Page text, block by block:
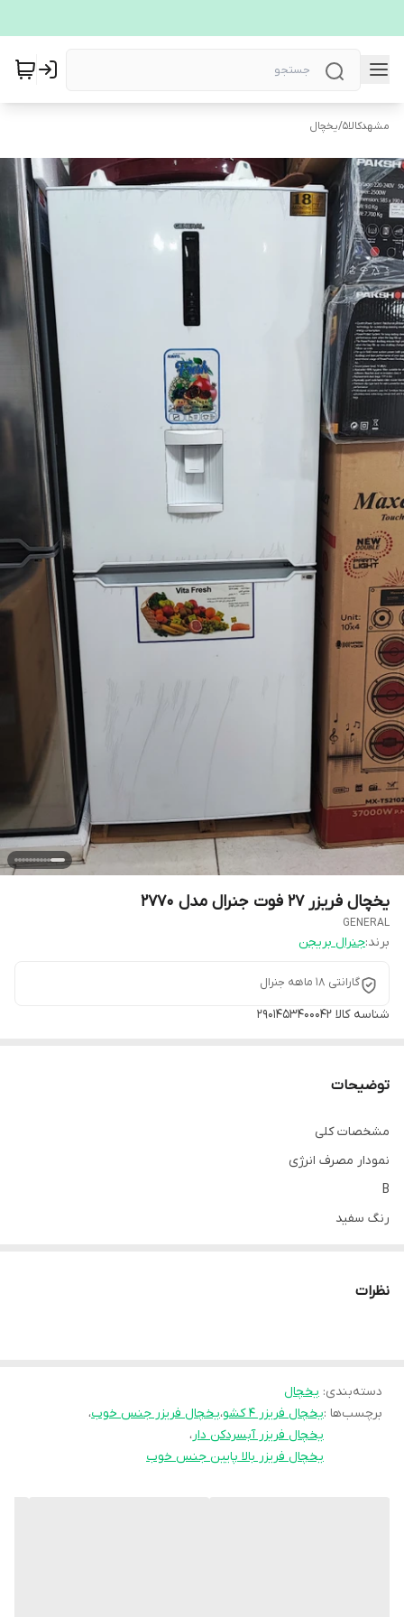
مشهدکالا5 /یخچال
یخچال فریزر ۲۷ فوت جنرال مدل 2770
GENERAL
برند:جنرال بریجن
گارانتی ۱۸ ماهه جنرال
شناسه کالا 2901453400042
توضیحات
مشخصات کلی
نمودار مصرف انرژی
B
رنگ سفید
وزن
نوفراست
گنجایش یخچال
نظرات
دسته‌بندی: یخچال
برچسب‌ها :یخچال فریزر ۴ کشو ،یخچال فریزر جنس خوب،
یخچال فریزر آبسردکن دار،
یخچال فریزر بالا پایین جنس خوب